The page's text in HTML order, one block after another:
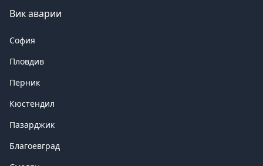
Вик аварии
София
Пловдив
Перник
Кюстендил
Пазарджик
Благоевград